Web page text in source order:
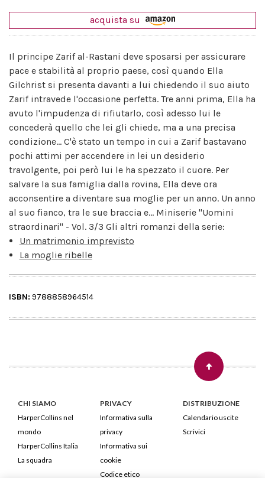
acquista su
Il principe Zarif al-Rastani deve sposarsi per assicurare
pace e stabilità al proprio paese, così quando Ella
Gilchrist si presenta davanti a lui chiedendo il suo aiuto
Zarif intravede l'occasione perfetta. Tre anni prima, Ella ha
avuto l'impudenza di rifiutarlo, così adesso lui le
concederà quello che lei gli chiede, ma a una precisa
condizione... C'è stato un tempo in cui a Zarif bastavano
pochi attimi per accendere in lei un desiderio
travolgente, poi però lui le ha spezzato il cuore. Per
salvare la sua famiglia dalla rovina, Ella deve ora
acconsentire a diventare sua moglie per un anno. Un anno
al suo fianco, tra le sue braccia e... Miniserie "Uomini
straordinari" - Vol. 3/3 Gli altri romanzi della serie:
Un matrimonio imprevisto
La moglie ribelle
ISBN: 9788858964514
CHI SIAMO
HarperCollins nel
mondo
HarperCollins Italia
La squadra
PRIVACY
Informativa sulla
privacy
Informativa sui
cookie
Codice etico
DISTRIBUZIONE
Calendario uscite
Scrivici